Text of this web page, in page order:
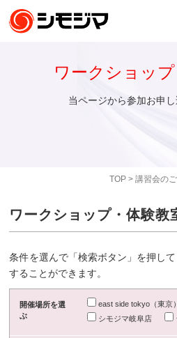
TOP> 講習会の
ワークショッ
当ページから参加お申し
ワークショップ・体験教
条件を選んで「検索ボタン」を押し
することができます。
開催場所を選
ぶ
east side tokyo（東京）
シモジマ岐阜店